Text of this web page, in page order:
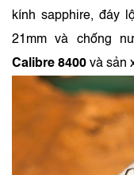
kính sapphire, đáy
21mm và chống
Calibre 8400 và sản